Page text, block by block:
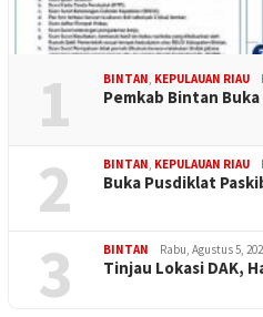
1 BINTAN, KEPULAUAN RIAU
Pemkab Bintan
2 BINTAN, KEPULAUAN RIAU
Buka Pusdiklat
3 BINTAN Rabu, Agustus 5,
Tinjau Lokasi DAK,